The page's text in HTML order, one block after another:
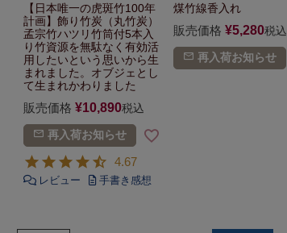
【日本唯一の虎斑竹100年
計画】 飾り竹炭（丸竹炭）
孟宗竹ハツリ竹筒付5本入
り竹資源を無駄なく有効活
用したいという思いから生
まれました。 オブジェとし
て生まれかわりました
販売価格 ¥10,890税込
再入荷お知らせ
4.67
煤竹線香入れ
販売価格 ¥5,280税込
再入荷お知らせ